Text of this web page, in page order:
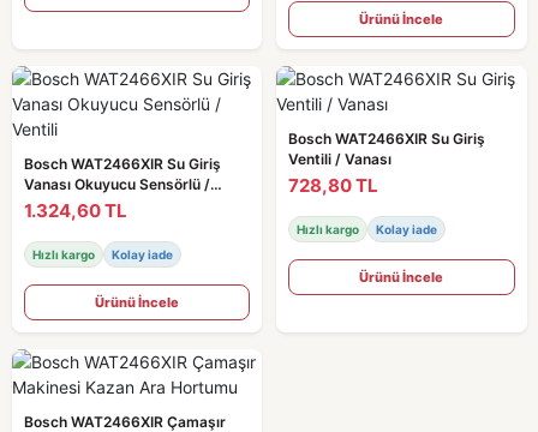
Ürünü İncele
Bosch WAT2466XIR Su Giriş
Vanası Okuyucu Sensörlü /
Ventili
1.324,60 TL
Hızlı kargo Kolay iade
Ürünü İncele
Bosch WAT2466XIR Su Giriş
Ventili / Vanası
728,80 TL
Hızlı kargo Kolay iade
Ürünü İncele
Bosch WAT2466XIR Çamaşır